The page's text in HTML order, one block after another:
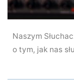
Naszym
o tym, jak nas